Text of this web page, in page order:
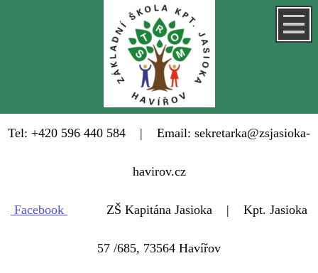
Tel: +420 596 440 584 | Email: sekretarka@zsjasioka-
havirov.cz
Facebook ZŠ Kapitána Jasioka | Kpt. Jasioka
57 /685, 73564 Havířov